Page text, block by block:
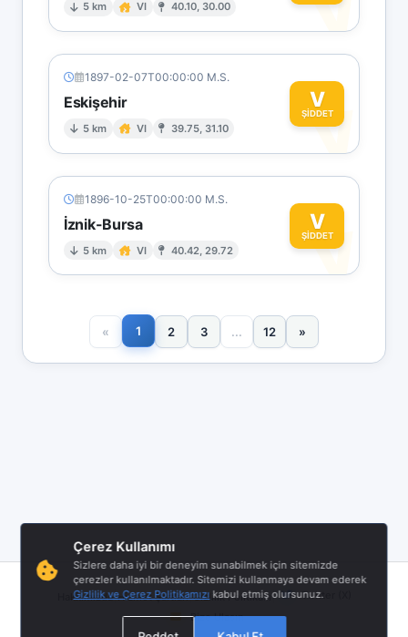
5 km VI 40.10, 30.00
1897-02-07T00:00:00 M.S.
Eskişehir
5 km VI 39.75, 31.10
V
ŞİDDET
V
1896-10-25T00:00:00 M.S.
İznik-Bursa
5 km VI 40.42, 29.72
V
ŞİDDET
V
« 1 2 3 ... 12 »
Hakkımızda|Hizmet Şartları|Gizlilik Politikası |
Twitter (X)
Bize Ulaşın
Çerez Kullanımı
Sizlere daha iyi bir deneyim sunabilmek için sitemizde
çerezler kullanılmaktadır. Sitemizi kullanmaya devam ederek
Gizlilik ve Çerez Politikamızı kabul etmiş olursunuz.